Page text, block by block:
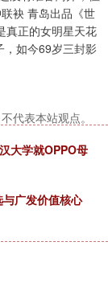
袂 青岛出品《世
正的女明星天花
，如今69岁三封影
代表本站观点。
大学就OPPO母
广发价值核心